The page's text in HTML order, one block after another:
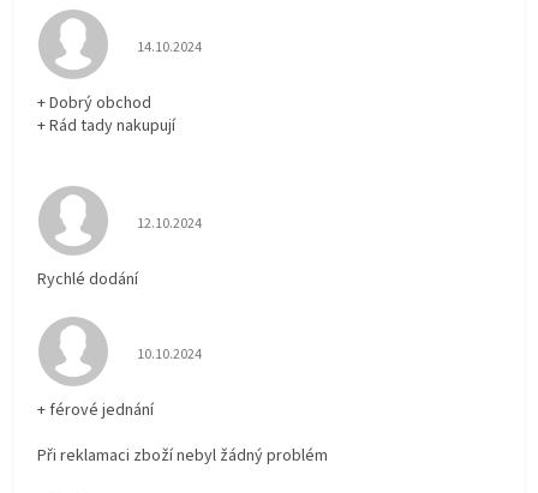
Hodnocení obchodu je 5 z 5 hvězdiček.
14.10.2024
+ Dobrý obchod
+ Rád tady nakupují
Hodnocení obchodu je 5 z 5 hvězdiček.
12.10.2024
Rychlé dodání
Hodnocení obchodu je 5 z 5 hvězdiček.
10.10.2024
+ férové jednání
Při reklamaci zboží nebyl žádný problém